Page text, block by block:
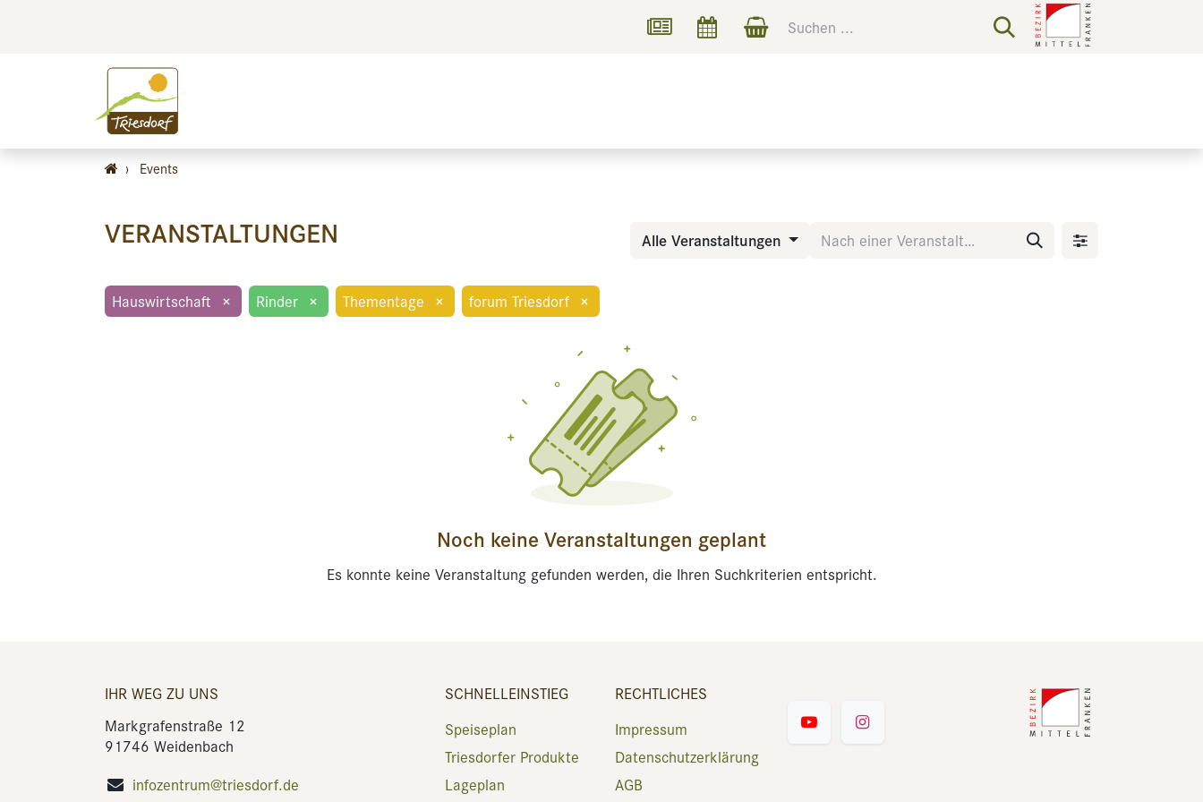
› Events
VERANSTALTUNGEN Alle Veranstaltungen
Hauswirtschaft × Rinder × Thementage × forum Triesdorf ×
Noch keine Veranstaltungen geplant
Es konnte keine Veranstaltung gefunden werden, die Ihren Suchkriterien entspricht.
IHR WEG ZU UNS
Markgrafenstraße 12
91746 Weidenbach
infozentrum@triesdorf.de
SCHNELLEINSTIEG
Speiseplan
Triesdorfer Produkte
Lageplan
RECHTLICHES
Impressum
Datenschutzerklärung
AGB